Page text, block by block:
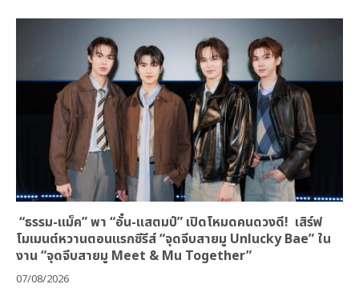
“ธรรม-แม็ค” พา “อั๋น-แสตมป์” เปิดโหมดคนดวงดี! เสิร์ฟ
โมเมนต์หวานตอนแรกซีรีส์ “จุดจีบสายมู Unlucky Bae” ใน
งาน “จุดจีบสายมู Meet & Mu Together”
07/08/2026